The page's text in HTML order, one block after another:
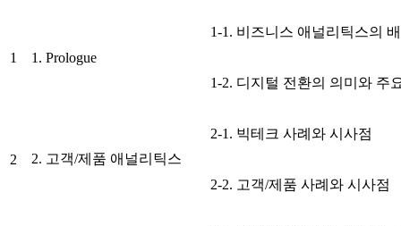
1 1. Prologue
1-1. 비즈니스 애널리틱스의
1-2. 디지털 전환의 의미와 주
2 2. 고객/제품 애널리틱스
2-1. 빅테크 사례와 시사점
2-2. 고객/제품 사례와 시사점